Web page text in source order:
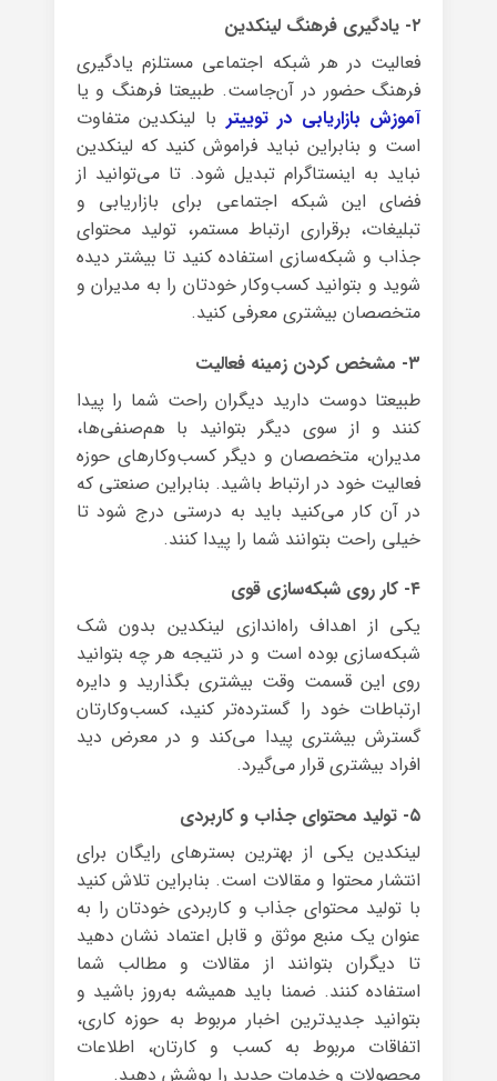
۲- یادگیری فرهنگ لینکدین
فعالیت در هر شبکه اجتماعی مستلزم یادگیری
فرهنگ حضور در آن‌جاست. طبیعتا فرهنگ و یا
آموزش بازاریابی در توییتر با لینکدین متفاوت
است و بنابراین نباید فراموش کنید که لینکدین
نباید به اینستاگرام تبدیل شود. تا می‌توانید از
فضای این شبکه اجتماعی برای بازاریابی و
تبلیغات، برقراری ارتباط مستمر، تولید محتوای
جذاب و شبکه‌سازی استفاده کنید تا بیشتر دیده
شوید و بتوانید کسب‌وکار خودتان را به مدیران و
متخصصان بیشتری معرفی کنید.
۳- مشخص کردن زمینه فعالیت
طبیعتا دوست دارید دیگران راحت شما را پیدا
کنند و از سوی دیگر بتوانید با هم‌صنفی‌ها،
مدیران، متخصصان و دیگر کسب‌وکارهای حوزه
فعالیت خود در ارتباط باشید. بنابراین صنعتی که
در آن کار می‌کنید باید به درستی درج شود تا
خیلی راحت بتوانند شما را پیدا کنند.
۴- کار روی شبکه‌سازی قوی
یکی از اهداف راه‌اندازی لینکدین بدون شک
شبکه‌سازی بوده است و در نتیجه هر چه بتوانید
روی این قسمت وقت بیشتری بگذارید و دایره
ارتباطات خود را گسترده‌تر کنید، کسب‌وکارتان
گسترش بیشتری پیدا می‌کند و در معرض دید
افراد بیشتری قرار می‌گیرد.
۵- تولید محتوای جذاب و کاربردی
لینکدین یکی از بهترین بسترهای رایگان برای
انتشار محتوا و مقالات است. بنابراین تلاش کنید
با تولید محتوای جذاب و کاربردی خودتان را به
عنوان یک منبع موثق و قابل اعتماد نشان دهید
تا دیگران بتوانند از مقالات و مطالب شما
استفاده کنند. ضمنا باید همیشه به‌روز باشید و
بتوانید جدیدترین اخبار مربوط به حوزه کاری،
اتفاقات مربوط به کسب و کارتان، اطلاعات
محصولات و خدمات جدید را پوشش دهید.